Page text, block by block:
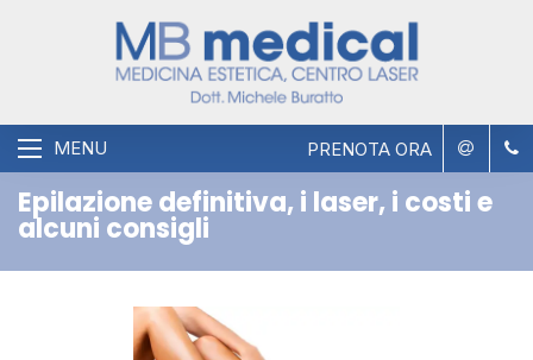
Epilazione definitiva, i laser, i costi e
alcuni consigli
MENU PRENOTA ORA